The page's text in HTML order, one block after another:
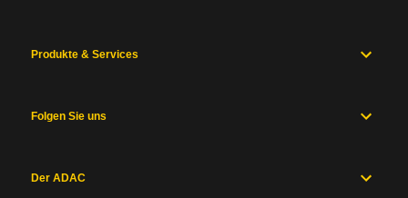
Produkte & Services
Folgen Sie uns
Der ADAC